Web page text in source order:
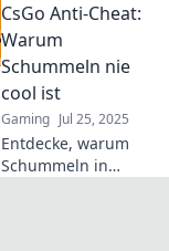
Cheatern den
Kampf angesagt
hat und das Spiel
wieder fair macht.
CsGo Anti-Cheat:
Warum
Schummeln nie
cool ist
Gaming Jul 25, 2025
Entdecke, warum
Schummeln in